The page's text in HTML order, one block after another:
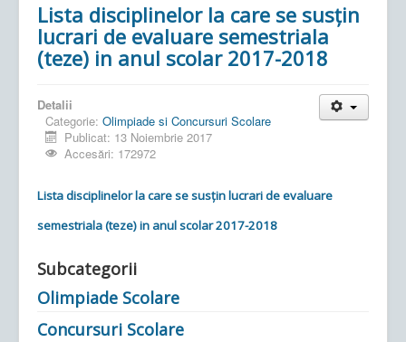
Lista disciplinelor la care se susţin
lucrari de evaluare semestriala
(teze) in anul scolar 2017-2018
Detalii
Categorie: Olimpiade si Concursuri Scolare
Publicat: 13 Noiembrie 2017
Accesări: 172972
Lista disciplinelor la care se susţin lucrari de evaluare
semestriala (teze) in anul scolar 2017-2018
Subcategorii
Olimpiade Scolare
Concursuri Scolare